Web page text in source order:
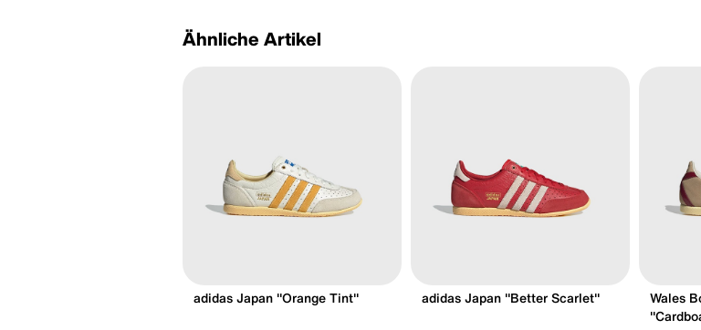
Ähnliche Artikel
adidas Japan "Orange Tint" adidas Japan "Better Scarlet"
Wales